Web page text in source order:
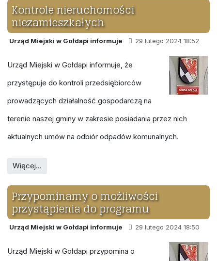
Kontrole nieruchomości
niezamieszkałych
Urząd Miejski w Gołdapi informuje 29 lutego 2024 18:52
Urząd Miejski w Gołdapi informuje, że
przystępuje do kontroli przedsiębiorców
prowadzących działalność gospodarczą na
terenie naszej gminy w zakresie posiadania przez nich
aktualnych umów na odbiór odpadów komunalnych.
Więcej…
Przypominamy o możliwości
przystąpienia do programu
Urząd Miejski w Gołdapi informuje 29 lutego 2024 18:50
Urząd Miejski w Gołdapi przypomina o